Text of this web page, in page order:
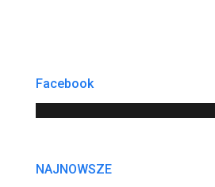
Facebook
NAJNOWSZE